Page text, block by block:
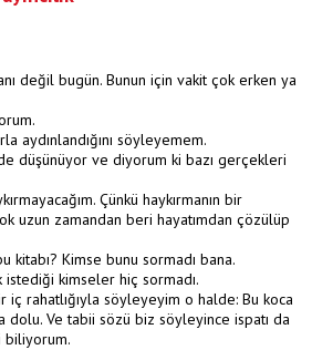
değil bugün. Bunun için vakit çok erken ya
aydınlandığını söyleyemem.
düşünüyor ve diyorum ki bazı gerçekleri
Çünkü haykırmanın bir
uzun zamandan beri hayatımdan çözülüp
kitabı? Kimse bunu sormadı bana.
kimseler hiç sormadı.
iç rahatlığıyla söyleyeyim o halde: Bu koca
Ve tabii sözü biz söyleyince ispatı da
biliyorum.